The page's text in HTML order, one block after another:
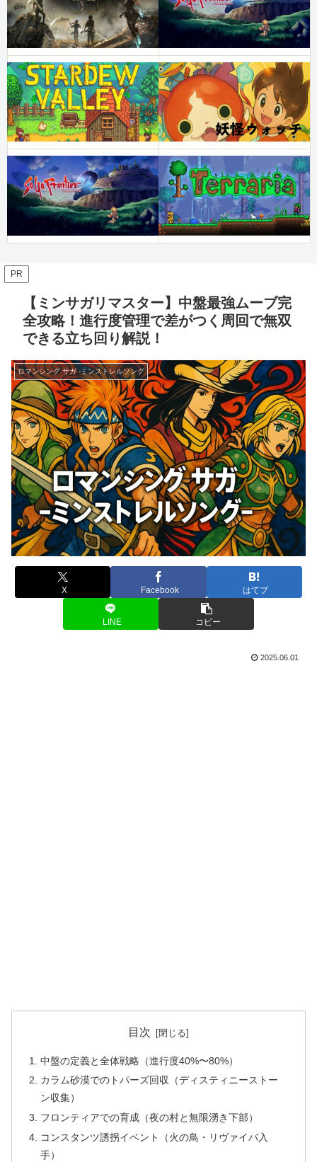
PR
【ミンサガリマスター】中盤最強ムーブ完
全攻略！進行度管理で差がつく周回で無双
できる立ち回り解説！
ロマンシング サガ -ミンストレルソング
X Facebook はてブ
LINE コピー
2025.06.01
目次
中盤の定義と全体戦略（進行度40%〜80%）
カラム砂漠でのトパーズ回収（ディスティニーストー
ン収集）
フロンティアでの育成（夜の村と無限湧き下部）
コンスタンツ誘拐イベント（火の鳥・リヴァイバ入
手）